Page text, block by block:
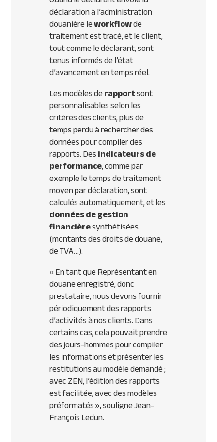
déclaration à l’administration
douanière leworkflowde
traitement est tracé, et le client,
tout comme le déclarant, sont
tenus informés de l’état
d’avancement en temps réel.
Les modèles derapportsont
personnalisables selon les
critères des clients, plus de
temps perdu à rechercher des
données pour compiler des
rapports. Desindicateurs de
performance, comme par
exemple le temps de traitement
moyen par déclaration, sont
calculés automatiquement, et les
données de gestion
financièresynthétisées
(montants des droits de douane,
de TVA…).
«En tant que Représentant en
douane enregistré, donc
prestataire, nous devons fournir
périodiquement des rapports
d’activités à nos clients. Dans
certains cas, cela pouvait prendre
des jours-hommes pour compiler
les informations et présenter les
restitutions au modèle demandé ;
avec ZEN, l’édition des rapports
est facilitée, avec des modèles
préformatés», souligne Jean-
François Ledun.